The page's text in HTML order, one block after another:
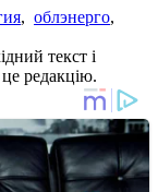
, облэнерго,
текст і
редакцію.